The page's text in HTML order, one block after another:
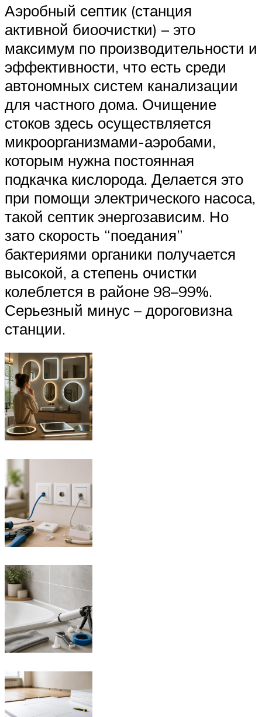
Аэробный септик (станция
активной биоочистки) – это
максимум по производительности и
эффективности, что есть среди
автономных систем канализации
для частного дома. Очищение
стоков здесь осуществляется
микроорганизмами-аэробами,
которым нужна постоянная
подкачка кислорода. Делается это
при помощи электрического насоса,
такой септик энергозависим. Но
зато скорость “поедания”
бактериями органики получается
высокой, а степень очистки
колеблется в районе 98–99%.
Серьезный минус – дороговизна
станции.